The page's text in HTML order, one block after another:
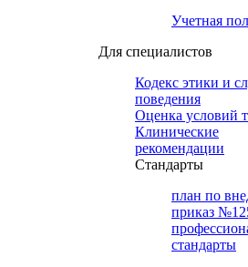
Учетная
Для специалистов
Кодекс этики и
поведения
Оценка условий
Клинические
рекомендации
Cтандарты
план по
приказ
стандарты